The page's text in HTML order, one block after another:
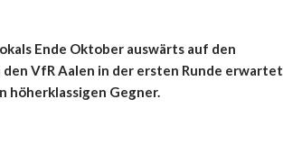
Ende Oktober auswärts auf den
VfR Aalen in der ersten Runde erwartet
höherklassigen Gegner.